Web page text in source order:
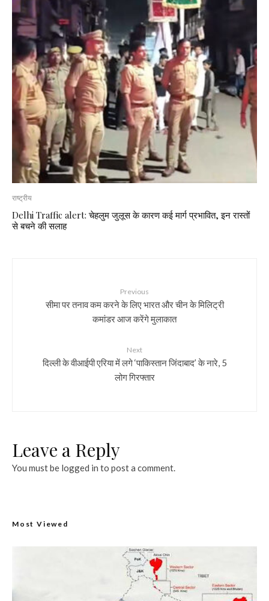
राष्ट्रीय
Delhi Traffic alert: चेहलुम जुलूस के कारण कई मार्ग प्रभावित, इन रास्तों
से बचने की सलाह
Previous
सीमा पर तनाव कम करने के लिए भारत और चीन के मिलिट्री
कमांडर आज करेंगे मुलाकात
Next
दिल्ली के वीआईपी एरिया में लगे ‘पाकिस्तान जिंदाबाद’ के नारे, 5
लोग गिरफ्तार
Leave a Reply
You must be logged in to post a comment.
Most Viewed